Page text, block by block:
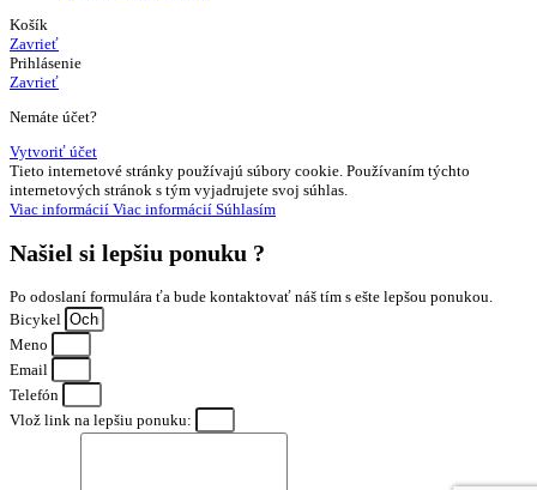
Košík
Zavrieť
Prihlásenie
Zavrieť
Nemáte účet?
Vytvoriť účet
Tieto internetové stránky používajú súbory cookie. Používaním týchto
internetových stránok s tým vyjadrujete svoj súhlas.
Viac informácií Viac informácií Súhlasím
Našiel si lepšiu ponuku ?
Po odoslaní formulára ťa bude kontaktovať náš tím s ešte lepšou ponukou.
Bicykel
Meno
Email
Telefón
Vlož link na lepšiu ponuku: